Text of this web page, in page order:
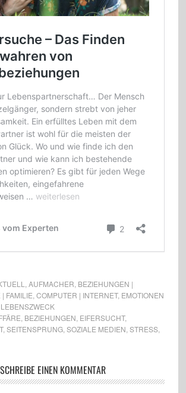
AUFMACHER BEZIEHUNGEN |
FAMILIE COMPUTER | INTERNET, EMOTIONEN
BEZIEHUNGEN EIFERSUCHT,
, SEITENSPRUNG, SOZIALE MEDIEN STRESS,
SCHREIBE EINEN KOMMENTAR